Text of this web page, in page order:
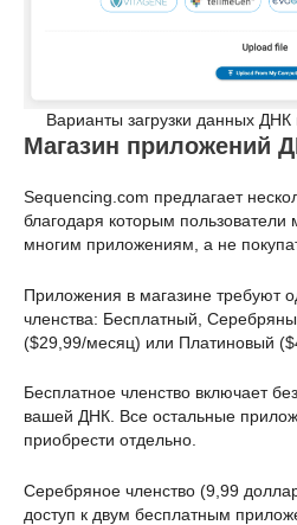
Варианты загрузки данных
Магазин приложений
Sequencing.com предлагает
благодаря которым пользователи
многим приложениям, а не
Приложения в магазине требуют
членства: Бесплатный,
($29,99/месяц) или Платиновый
Бесплатное членство включает
вашей ДНК. Все остальные
приобрести отдельно.
Серебряное членство (9,99
доступ к двум бесплатным